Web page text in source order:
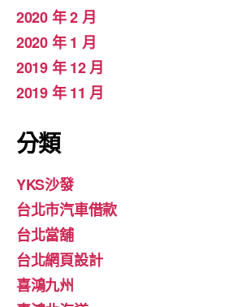
2020 年 2 月
2020 年 1 月
2019 年 12 月
2019 年 11 月
分類
YKS沙發
台北市汽車借款
台北當舖
台北網頁設計
喜鴻九州